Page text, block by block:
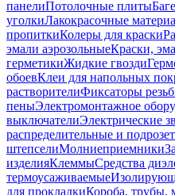
панелиПотолочные плиты
уголкиЛакокрасочные
пропиткиКолеры для краски
эмали аэрозольныеКраски,
герметикиЖидкие гвозди
обоевКлеи для напольных
растворителиФиксаторы
пеныЭлектромонтажное
выключателиЭлектрические
распределительные и
штепселиМолниеприемники
изделияКлеммыСредства
термоусаживаемые
для прокладкиКороба, трубы,